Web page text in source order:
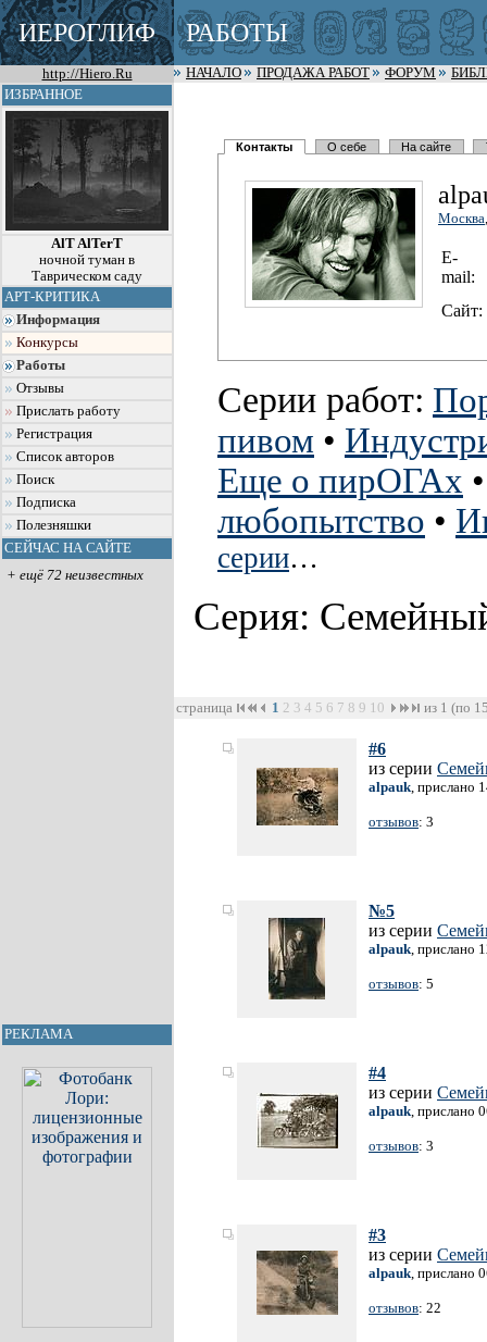
ИЕРОГЛИФ РАБОТЫ
http://Hiero.Ru НАЧАЛО ПРОДАЖА РАБОТ ФОРУМ
ИЗБРАННОЕ
AlT AlTerT
ночной туман в
Таврическом саду
АРТ-КРИТИКА
Информация
Конкурсы
Работы
Отзывы
Прислать работу
Регистрация
Список авторов
Поиск
Подписка
Полезняшки
СЕЙЧАС НА САЙТЕ
+ ещё 72 неизвестных
РЕКЛАМА
Контакты О себе На сайте
Москва
E-
mail:
Сайт:
Серии работ:
пивом •
Еще о пирОГАх
любопытство •
серии…
Серия:
страница 1 2 3 4 5 6 7 8 9 10 из 1 (по
#6
из серии
alpauk, прислано
отзывов: 3
№5
из серии
alpauk, прислано
отзывов: 5
#4
из серии
alpauk, прислано
отзывов: 3
#3
из серии
alpauk, прислано
отзывов: 22